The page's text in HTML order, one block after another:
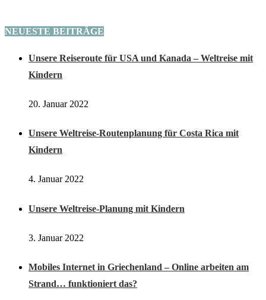
NEUESTE BEITRÄGE
Unsere Reiseroute für USA und Kanada – Weltreise mit
Kindern
20. Januar 2022
Unsere Weltreise-Routenplanung für Costa Rica mit
Kindern
4. Januar 2022
Unsere Weltreise-Planung mit Kindern
3. Januar 2022
Mobiles Internet in Griechenland – Online arbeiten am
Strand… funktioniert das?